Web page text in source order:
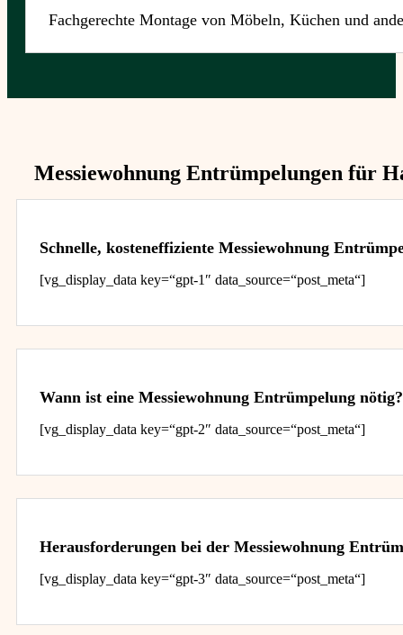
Fachgerechte Montage von Möbeln, Küchen und
Messiewohnung Entrümpelungen für
Schnelle, kosteneffiziente Messiewohnung
[vg_display_data key=“gpt-1″ data_source=“post_meta“]
Wann ist eine Messiewohnung Entrümpelung nötig?
[vg_display_data key=“gpt-2″ data_source=“post_meta“]
Herausforderungen bei der Messiewohnung
[vg_display_data key=“gpt-3″ data_source=“post_meta“]